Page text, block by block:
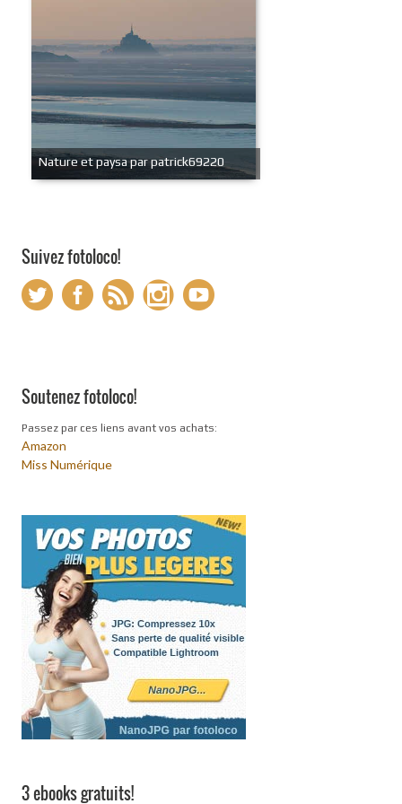
Nature et paysa par patrick69220
Suivez fotoloco!
Soutenez fotoloco!
Passez par ces liens avant vos achats:
Amazon
Miss Numérique
3 ebooks gratuits!